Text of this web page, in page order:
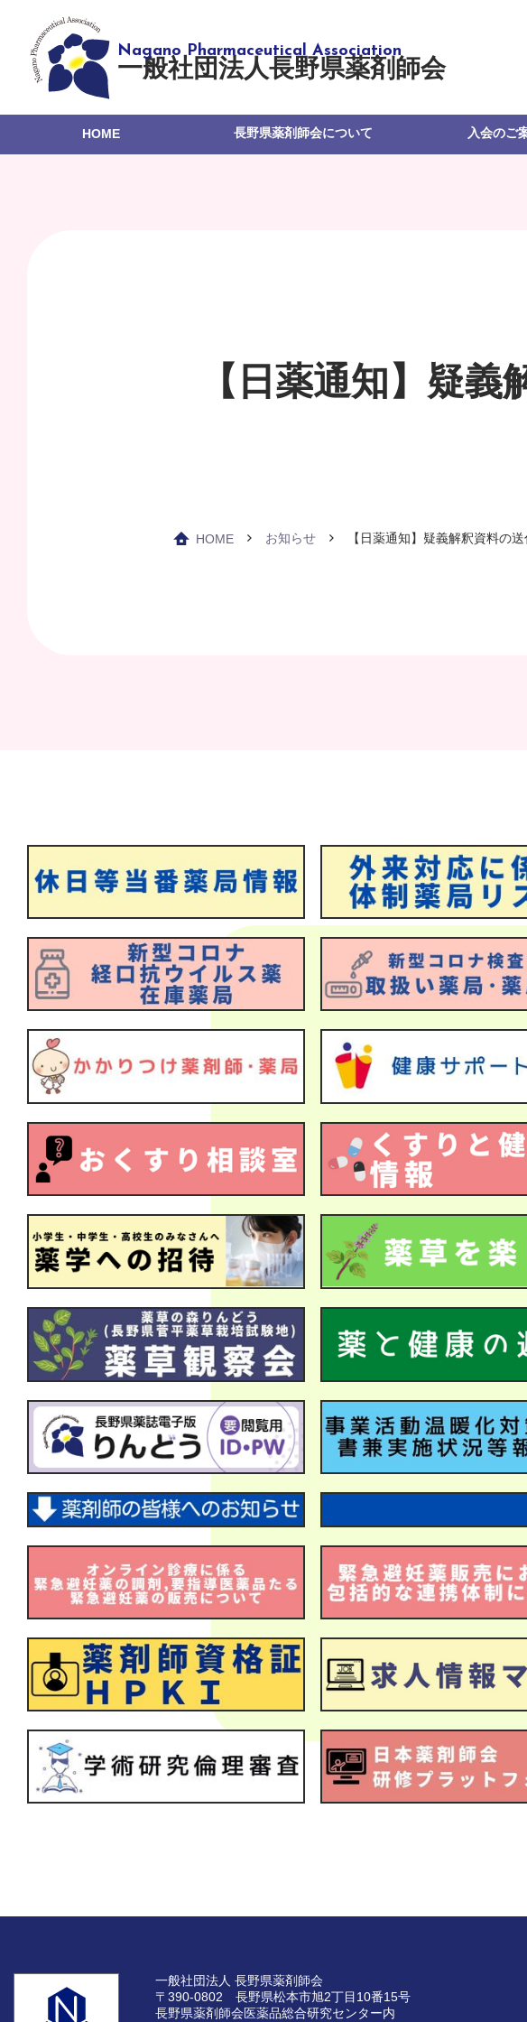
一般社団法人長野県薬剤師会
HOME 長野県薬剤師会について 入会のご
【日薬通知】疑
HOME お知らせ 【日薬通知】疑義解釈資料の
一般社団法人 長野県薬剤師会
〒390-0802 長野県松本市旭2丁目10番15号
長野県薬剤師会医薬品総合研究センター内